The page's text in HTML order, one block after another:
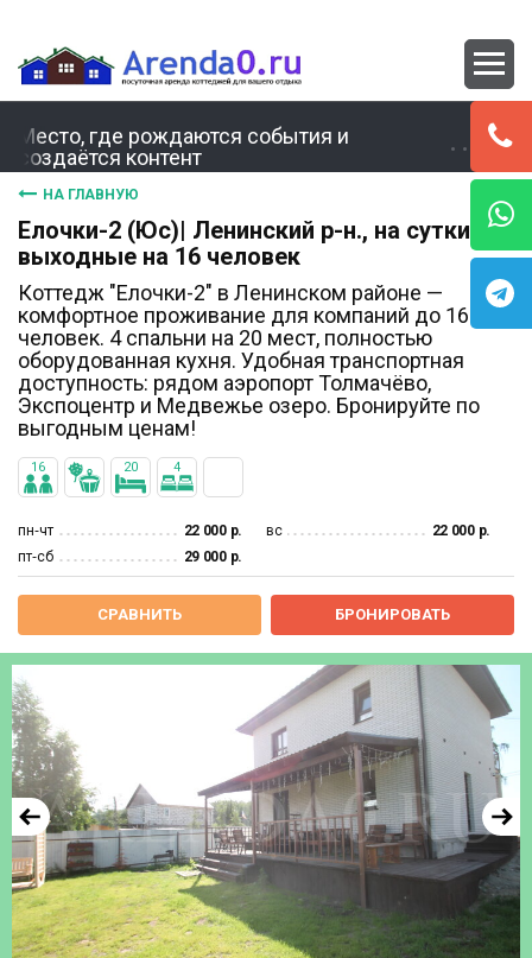
Место, где рождаются события и
создаётся контент
НА ГЛАВНУЮ
Елочки-2 (Юс)| Ленинский р-н., на сутки и
выходные на 16 человек
Коттедж "Елочки-2" в Ленинском районе —
комфортное проживание для компаний до 16
человек. 4 спальни на 20 мест, полностью
оборудованная кухня. Удобная транспортная
доступность: рядом аэропорт Толмачёво,
Экспоцентр и Медвежье озеро. Бронируйте по
выгодным ценам!
16 20 4
пн‐чт
22 000 р.
пт‐сб
29 000 р.
вс 22 000 р.
СРАВНИТЬ БРОНИРОВАТЬ